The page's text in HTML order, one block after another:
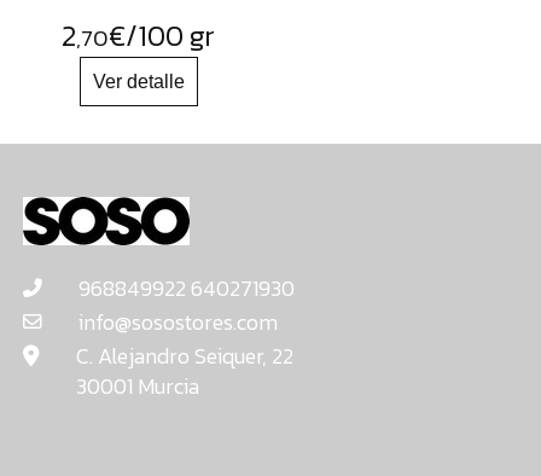
2,70€/100 gr
968849922 640271930
info@sosostores.com
C. Alejandro Seiquer, 22
30001 Murcia